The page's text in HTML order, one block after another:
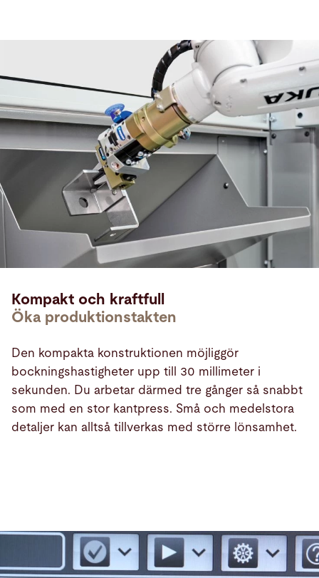
Kompakt och kraftfull
Öka produktionstakten
Den kompakta konstruktionen möjliggör
bockningshastigheter upp till 30 millimeter i
sekunden. Du arbetar därmed tre gånger så snabbt
som med en stor kantpress. Små och medelstora
detaljer kan alltså tillverkas med större lönsamhet.